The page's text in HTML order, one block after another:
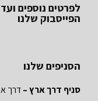
לפרטים נוספים
הפייסבוק שלנו
הסניפים שלנו
סניף דרך ארץ –דרך ארץ 53,